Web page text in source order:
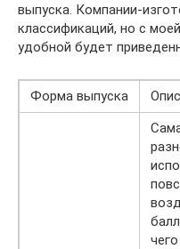
выпуска. Компании-
классификаций, но с
удобной будет
Форма выпуска